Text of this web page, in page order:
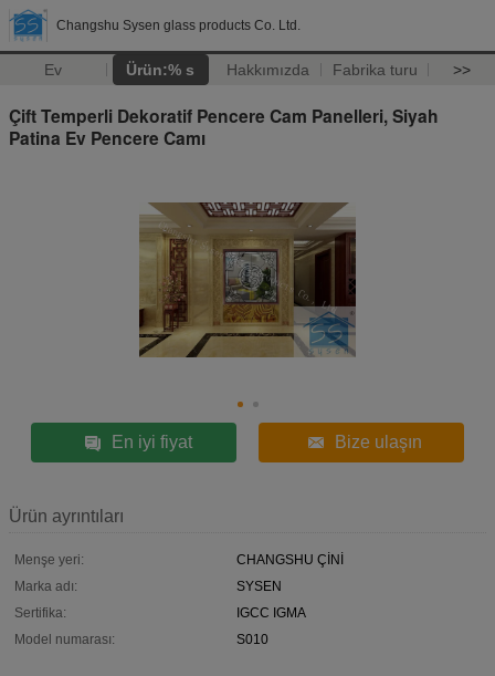
Changshu Sysen glass products Co. Ltd.
Ev Ürün:% s Hakkımızda Fabrika turu >>
Çift Temperli Dekoratif Pencere Cam Panelleri, Siyah
Patina Ev Pencere Camı
En iyi fiyat Bize ulaşın
Ürün ayrıntıları
Menşe yeri:
CHANGSHU ÇİNİ
Marka adı:
SYSEN
Sertifika:
IGCC IGMA
Model numarası:
S010